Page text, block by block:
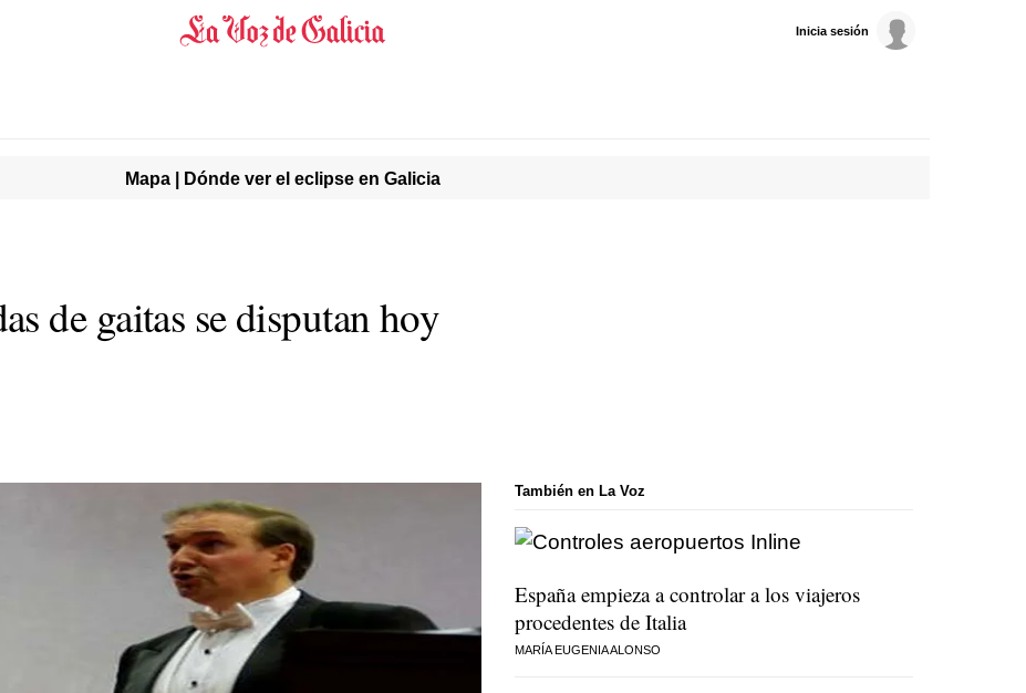
Inicia sesión
Mapa | Dónde ver el eclipse en Galicia
de gaitas se disputan hoy
También en La Voz
España empieza a controlar a los viajeros
procedentes de Italia
MARÍA EUGENIA ALONSO